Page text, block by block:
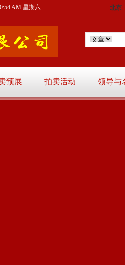
预展 拍卖活动 领导与
AM 星期六